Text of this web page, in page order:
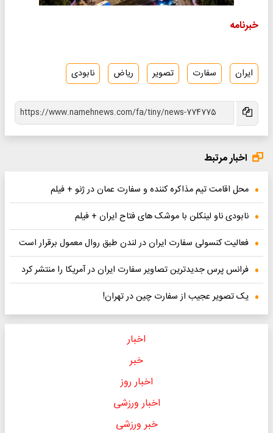
خبرنامه
ایران سفارت تصویر ریاض نابودی
اخبار مرتبط
محل اقامت تیم مذاکره کننده و سفارت عمان در ژنو + فیلم
نابودی ناو لینکلن با موشک های فتاح ایران + فیلم
فعالیت کنسولی سفارت ایران در لندن طبق روال معمول برقرار است
فرانس پرس جدیدترین تصاویر سفارت ایران در آمریکا را منتشر کرد
یک تصویر عجیب از سفارت چین در تهران!
اخبار
خبر
اخبار روز
اخبار ورزشی
خبر ورزشی